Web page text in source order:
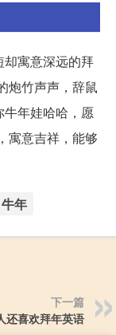
寓意深远的拜
炮竹声声，辞鼠
年娃哈哈，愿
寓意吉祥，能够
牛年
下一篇
还喜欢拜年英语